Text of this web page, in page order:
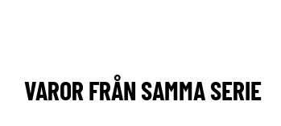
VAROR FRÅN SAMMA SERIE